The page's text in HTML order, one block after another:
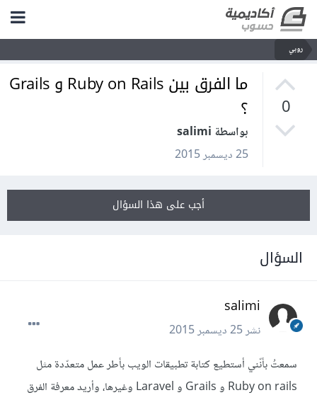
روبي
0
ما الفرق بين Ruby on Rails و Grails
؟
بواسطة salimi
25 ديسمبر 2015
أجب على هذا السؤال
السؤال
salimi
نشر25 ديسمبر 2015
سمعتُ بأنّني أستطيع كتابة تطبيقات الويب بأطر عمل متعدّدة مثل
Ruby on rails و Grails و Laravel وغيرها، وأريد معرفة الفرق